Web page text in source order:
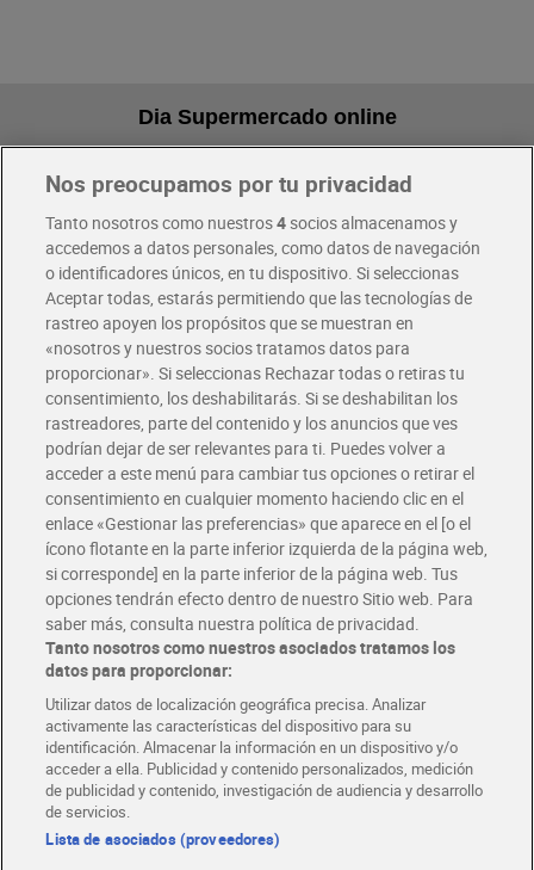
Dia Supermercado online
Pide hoy, recibe hoy
Envío gratis por compras superiores a 100€
Envío estandar por 4,99€
Glovo y Uber Eats
Solicita tu factura de Glovo o Uber Eats
Únete al CLUB Dia
Disfruta las ventajas y ofertas exclusivas.
Descárgate la APP Dia
Folletos y Tiendas
Descubre las mejores ofertas y busca tu tienda más cercana
Tarjeta MaX Dia
Te devuelve hasta 8€/mes de tus compras.
¡Solicita tu tarjeta de crédito aquí!
COMER MEJOR CADA DIA
COLABORA CON DIA ABRE TU TIENDA DIA CORPORATE
Nos preocupamos por tu privacidad
Tanto nosotros como nuestros4socios almacenamos y
accedemos a datos personales, como datos de navegación
o identificadores únicos, en tu dispositivo. Si seleccionas
Aceptar todas, estarás permitiendo que las tecnologías de
rastreo apoyen los propósitos que se muestran en
«nosotros y nuestros socios tratamos datos para
proporcionar». Si seleccionas Rechazar todas o retiras tu
consentimiento, los deshabilitarás. Si se deshabilitan los
rastreadores, parte del contenido y los anuncios que ves
podrían dejar de ser relevantes para ti. Puedes volver a
acceder a este menú para cambiar tus opciones o retirar el
consentimiento en cualquier momento haciendo clic en el
enlace «Gestionar las preferencias» que aparece en el [o el
ícono flotante en la parte inferior izquierda de la página web,
si corresponde] en la parte inferior de la página web. Tus
opciones tendrán efecto dentro de nuestro Sitio web. Para
saber más, consulta nuestra política de privacidad.
Tanto nosotros como nuestros asociados tratamos los
datos para proporcionar:
Utilizar datos de localización geográfica precisa. Analizar
activamente las características del dispositivo para su
identificación. Almacenar la información en un dispositivo y/o
acceder a ella. Publicidad y contenido personalizados, medición
de publicidad y contenido, investigación de audiencia y desarrollo
de servicios.
Lista de asociados (proveedores)